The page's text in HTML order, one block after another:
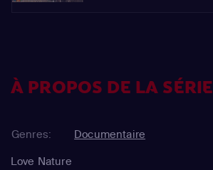
À PROPOS DE LA SÉRIE
Genres:
Documentaire
Love Nature